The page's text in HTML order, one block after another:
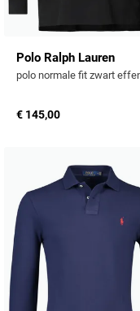
Polo Ralph Lauren
€ 145,00